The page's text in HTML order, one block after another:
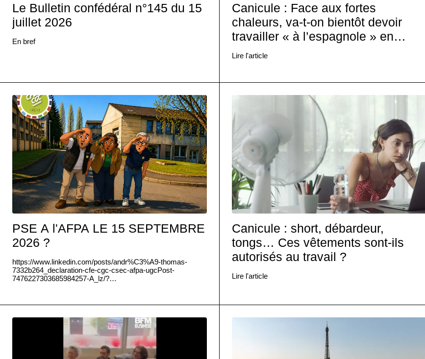
Le Bulletin confédéral n°145 du 15
juillet 2026
En bref
Canicule : Face aux fortes
chaleurs, va-t-on bientôt devoir
travailler « à l’espagnole » en
France ?
Lire l'article
PSE A l'AFPA LE 15 SEPTEMBRE
2026 ?
https://www.linkedin.com/posts/andr%C3%A9-thomas-
7332b264_declaration-cfe-cgc-csec-afpa-ugcPost-
7476227303685984257-A_lz/?
Canicule : short, débardeur,
tongs… Ces vêtements sont-ils
autorisés au travail ?
Lire l'article